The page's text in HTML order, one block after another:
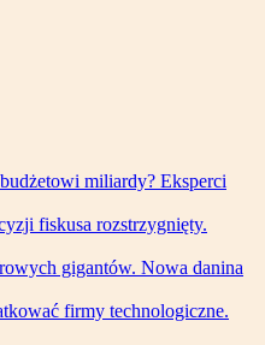
miliardy? Eksperci
fiskusa rozstrzygnięty.
gigantów. Nowa danina
firmy technologiczne.